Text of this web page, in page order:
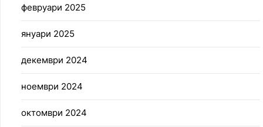
февруари 2025
януари 2025
декември 2024
ноември 2024
октомври 2024